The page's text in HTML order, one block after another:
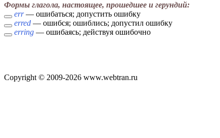
Формы глагола, настоящее, прошедшее и герундий:
err— ошибаться; допустить ошибку
erred — ошибся; ошиблись; допустил ошибку
erring — ошибаясь; действуя ошибочно
Copyright © 2009-2026 www.webtran.ru